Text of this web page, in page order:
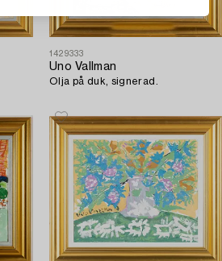
1429333
Uno Vallman
Olja på duk, signerad.